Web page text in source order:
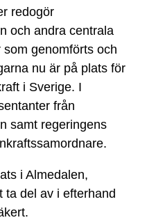
redogör
och andra centrala
genomförts och
nu är på plats för
i Sverige. I
från
samt regeringens
i Almedalen,
ta del av i efterhand